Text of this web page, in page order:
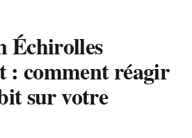
Échirolles
: comment réagir
sur votre